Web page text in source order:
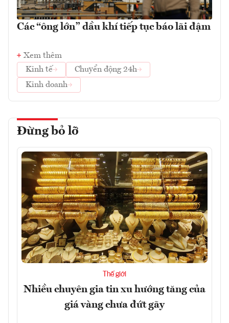
Các “ông lớn” dầu khí tiếp tục báo lãi đậm
Xem thêm
Kinh tế
Chuyển động 24h
Kinh doanh
Đừng bỏ lỡ
Thế giới
Nhiều chuyên gia tin xu hướng tăng của
giá vàng chưa đứt gãy